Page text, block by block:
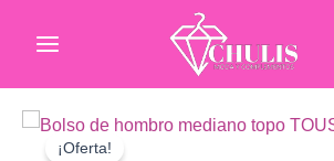
Menu
¡Oferta!